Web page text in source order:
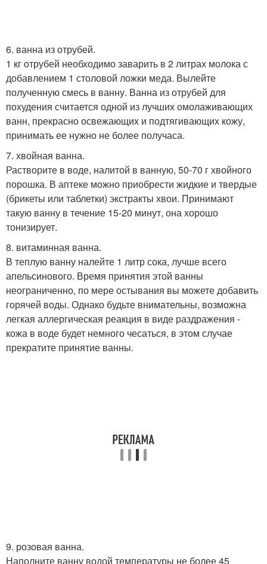
6. ванна из отрубей.
1 кг отрубей необходимо заварить в 2 литрах молока с
добавлением 1 столовой ложки меда. Вылейте
полученную смесь в ванну. Ванна из отрубей для
похудения считается одной из лучших омолаживающих
ванн, прекрасно освежающих и подтягивающих кожу,
принимать ее нужно не более получаса.
7. хвойная ванна.
Растворите в воде, налитой в ванную, 50-70 г хвойного
порошка. В аптеке можно приобрести жидкие и твердые
(брикеты или таблетки) экстракты хвои. Принимают
такую ванну в течение 15-20 минут, она хорошо
тонизирует.
8. витаминная ванна.
В теплую ванну налейте 1 литр сока, лучше всего
апельсинового. Время принятия этой ванны
неограниченно, по мере остывания вы можете добавить
горячей воды. Однако будьте внимательны, возможна
легкая аллергическая реакция в виде раздражения -
кожа в воде будет немного чесаться, в этом случае
прекратите принятие ванны.
9. розовая ванна.
Наполните ванну водой температуры не более 45